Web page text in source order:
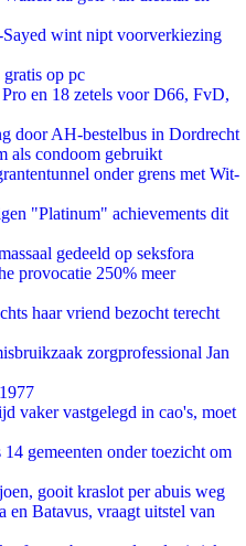
wint nipt voorverkiezing
op pc
en 18 zetels voor D66, FvD,
door AH-bestelbus in Dordrecht
als condoom gebruikt
onder grens met Wit-
"Platinum" achievements dit
gedeeld op seksfora
provocatie 250% meer
haar vriend bezocht terecht
zorgprofessional Jan
vaker vastgelegd in cao's, moet
gemeenten onder toezicht om
gooit kraslot per abuis weg
en Batavus, vraagt uitstel van